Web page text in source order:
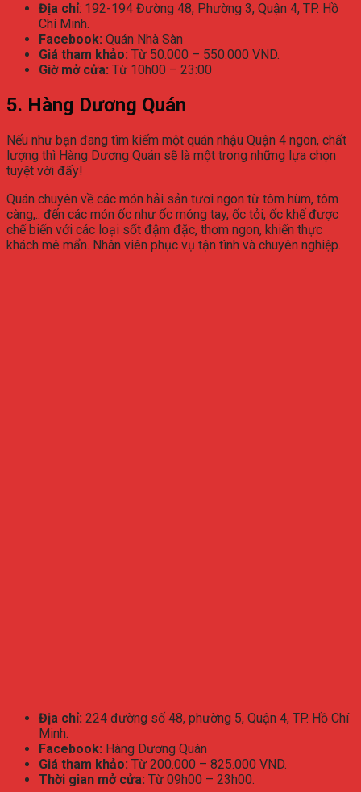
Địa chỉ: 192-194 Đường 48, Phường 3, Quận 4, TP. Hồ
Chí Minh.
Facebook: Quán Nhà Sàn
Giá tham khảo: Từ 50.000 – 550.000 VND.
Giờ mở cửa: Từ 10h00 – 23:00
5. Hàng Dương Quán
Nếu như bạn đang tìm kiếm một quán nhậu Quận 4 ngon, chất
lượng thì Hàng Dương Quán sẽ là một trong những lựa chọn
tuyệt vời đấy!
Quán chuyên về các món hải sản tươi ngon từ tôm hùm, tôm
càng,.. đến các món ốc như ốc móng tay, ốc tỏi, ốc khế được
chế biến với các loại sốt đậm đặc, thơm ngon, khiến thực
khách mê mẩn. Nhân viên phục vụ tận tình và chuyên nghiệp.
Địa chỉ: 224 đường số 48, phường 5, Quận 4, TP. Hồ Chí
Minh.
Facebook: Hàng Dương Quán
Giá tham khảo: Từ 200.000 – 825.000 VND.
Thời gian mở cửa: Từ 09h00 – 23h00.